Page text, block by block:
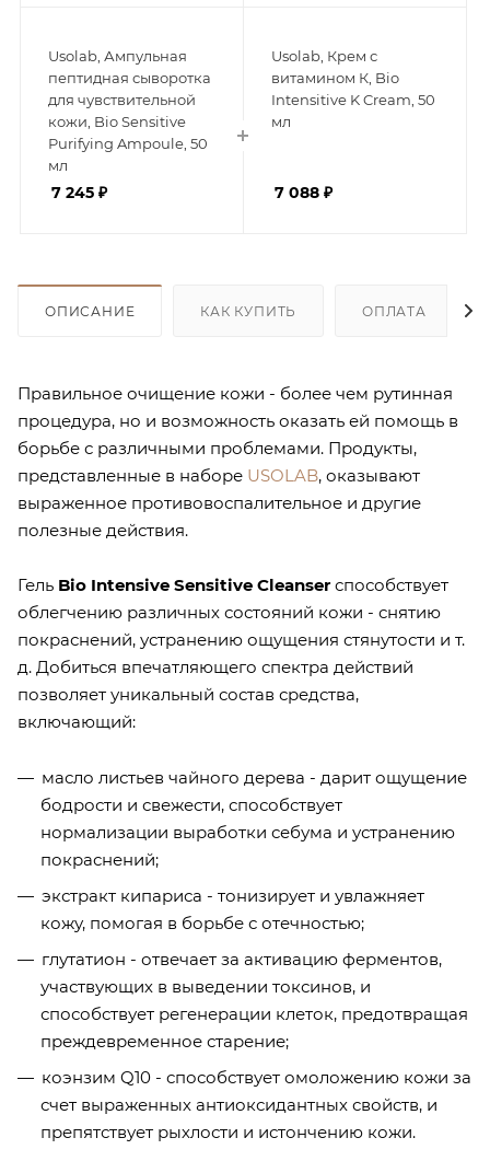
Usolab, Ампульная
пептидная сыворотка
для чувствительной
кожи, Bio Sensitive
Purifying Ampoule, 50
мл
7 245₽
Usolab, Крем с
витамином К, Bio
Intensitive K Cream, 50
мл
7 088 ₽
ОПИСАНИЕ КАК КУПИТЬ ОПЛАТА
Правильное очищение кожи - более чем рутинная
процедура, но и возможность оказать ей помощь в
борьбе с различными проблемами. Продукты,
представленные в наборе USOLAB, оказывают
выраженное противовоспалительное и другие
полезные действия.
Гель Bio Intensive Sensitive Cleanser способствует
облегчению различных состояний кожи - снятию
покраснений, устранению ощущения стянутости и т.
д. Добиться впечатляющего спектра действий
позволяет уникальный состав средства,
включающий:
масло листьев чайного дерева - дарит ощущение
бодрости и свежести, способствует
нормализации выработки себума и устранению
покраснений;
экстракт кипариса - тонизирует и увлажняет
кожу, помогая в борьбе с отечностью;
глутатион - отвечает за активацию ферментов,
участвующих в выведении токсинов, и
способствует регенерации клеток, предотвращая
преждевременное старение;
коэнзим Q10 - способствует омоложению кожи за
счет выраженных антиоксидантных свойств, и
препятствует рыхлости и истончению кожи.